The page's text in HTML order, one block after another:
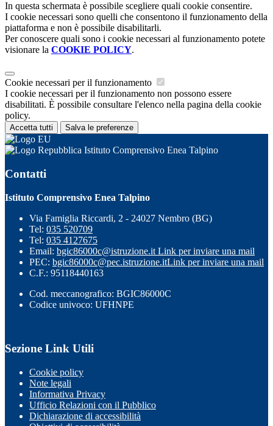
In questa schermata è possibile scegliere quali cookie consentire.
I cookie necessari sono quelli che consentono il funzionamento della
piattaforma e non è possibile disabilitarli.
Per conoscere quali sono i cookie necessari al funzionamento potete
visionare la COOKIE POLICY.
Cookie necessari per il funzionamento
I cookie necessari per il funzionamento non possono essere
disabilitati. È possibile consultare l'elenco nella pagina della cookie
policy.
Accetta tutti Salva le preferenze
Istituto Comprensivo Enea Talpino
Contatti
Istituto Comprensivo Enea Talpino
Via Famiglia Riccardi, 2 - 24027 Nembro (BG)
Tel: 035 520709
Tel: 035 4127675
Email: bgic86000c@istruzione.it Link per inviare una mail
PEC: bgic86000c@pec.istruzione.itLink per inviare una mail
C.F.: 95118440163
Cod. meccanografico: BGIC86000C
Codice univoco: UFHNPE
Sezione Link Utili
Cookie policy
Note legali
Informativa Privacy
Ufficio Relazioni con il Pubblico
Dichiarazione di accessibilità